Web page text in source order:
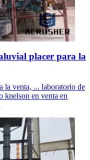
placer para la
la venta, ... laboratorio de
knelson en venta en